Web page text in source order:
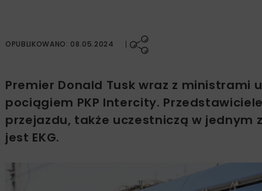
OPUBLIKOWANO: 08.05.2024
Premier Donald Tusk wraz z ministrami
pociągiem PKP Intercity.
przejazdu, także uczestniczą w jednym
jest EKG.